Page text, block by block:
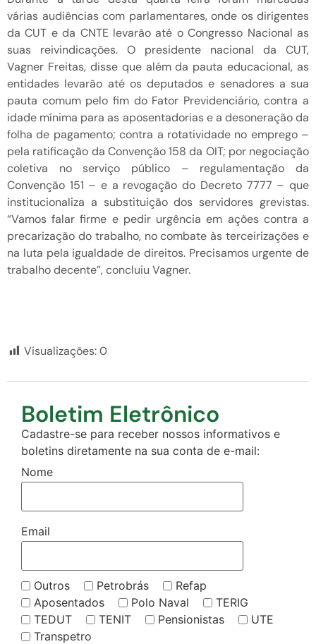
várias audiências com parlamentares, onde os dirigentes
da CUT e da CNTE levarão até o Congresso Nacional as
suas reivindicações. O presidente nacional da CUT,
Vagner Freitas, disse que além da pauta educacional, as
entidades levarão até os deputados e senadores a sua
pauta comum pelo fim do Fator Previdenciário, contra a
idade mínima para as aposentadorias e a desoneração da
folha de pagamento; contra a rotatividade no emprego –
pela ratificação da Convenção 158 da OIT; por negociação
coletiva no serviço público – regulamentação da
Convenção 151 – e a revogação do Decreto 7777 – que
institucionaliza a substituição dos servidores grevistas.
“Vamos falar firme e pedir urgência em ações contra a
precarização do trabalho, no combate às terceirizações e
na luta pela igualdade de direitos. Precisamos urgente de
trabalho decente”, concluiu Vagner.
Visualizações:0
Boletim Eletrônico
Cadastre-se para receber nossos informativos e
boletins diretamente na sua conta de e-mail:
Nome
Email
Outros Petrobrás
Refap
Aposentados
Polo Naval
TERIG
TEDUT
TENIT Pensionistas
UTE
Transpetro